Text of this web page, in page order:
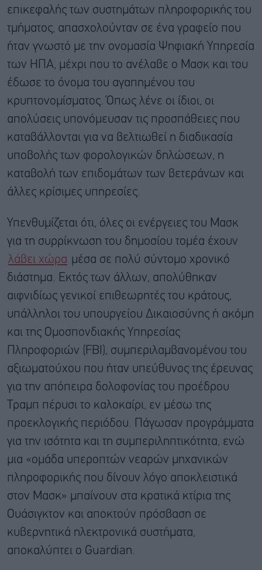
επικεφαλής των συστημάτων πληροφορικής του
τμήματος, απασχολούνταν σε ένα γραφείο που
ήταν γνωστό με την ονομασία Ψηφιακή Υπηρεσία
των ΗΠΑ, μέχρι που το ανέλαβε ο Μασκ και του
έδωσε το όνομα του αγαπημένου του
κρυπτονομίσματος. Όπως λένε οι ίδιοι, οι
απολύσεις υπονόμευσαν τις προσπάθειες που
καταβάλλονται για να βελτιωθεί η διαδικασία
υποβολής των φορολογικών δηλώσεων, η
καταβολή των επιδομάτων των βετεράνων και
άλλες κρίσιμες υπηρεσίες.
Υπενθυμίζεται ότι, όλες οι ενέργειες του Μασκ
για τη συρρίκνωση του δημοσίου τομέα έχουν
λάβει χώρα μέσα σε πολύ σύντομο χρονικό
διάστημα. Εκτός των άλλων, απολύθηκαν
αιφνιδίως γενικοί επιθεωρητές του κράτους,
υπάλληλοι του υπουργείου Δικαιοσύνης ή ακόμη
και της Ομοσπονδιακής Υπηρεσίας
Πληροφοριών (FBI), συμπεριλαμβανομένου του
αξιωματούχου που ήταν υπεύθυνος της έρευνας
για την απόπειρα δολοφονίας του προέδρου
Τραμπ πέρυσι το καλοκαίρι, εν μέσω της
προεκλογικής περιόδου. Πάγωσαν προγράμματα
για την ισότητα και τη συμπεριληπτικότητα, ενώ
μια «ομάδα υπεροπτών νεαρών μηχανικών
πληροφορικής που δίνουν λόγο αποκλειστικά
στον Μασκ» μπαίνουν στα κρατικά κτίρια της
Ουάσιγκτον και αποκτούν πρόσβαση σε
κυβερνητικά ηλεκτρονικά συστήματα,
αποκαλύπτει ο Guardian.